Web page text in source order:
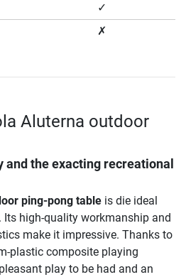
✓
✗
Aluterna outdoor
and the exacting recreational
ping-pong table is die ideal
high-quality workmanship and
make it impressive. Thanks to
plastic composite playing
play to be had and an